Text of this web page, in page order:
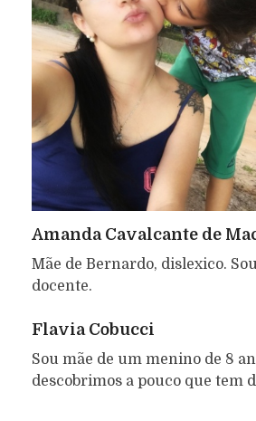
Amanda Cavalcante de
Mãe de Bernardo, dislexico.
docente.
Flavia Cobucci
Sou mãe de um menino de 8
descobrimos a pouco que tem